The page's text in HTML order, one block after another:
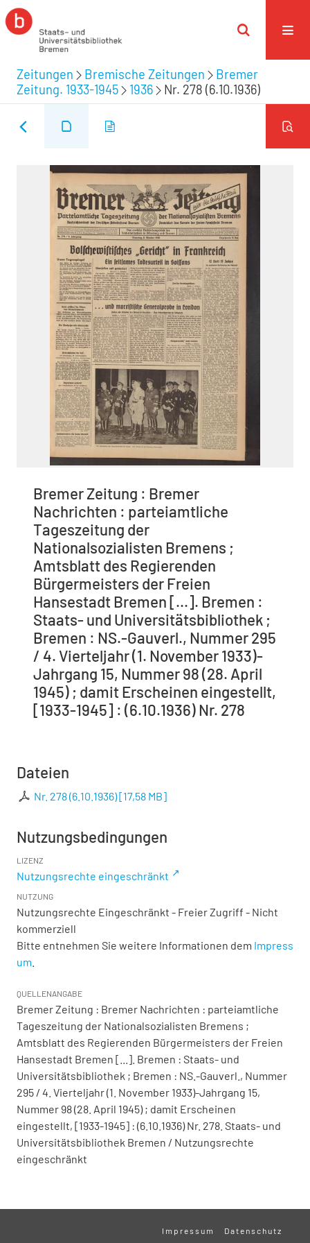
Zeitungen Bremische Zeitungen
Bremer
Zeitung. 1933-1945
1936 Nr. 278 (6.10.1936)
Bremer Zeitung : Bremer
Nachrichten : parteiamtliche
Tageszeitung der
Nationalsozialisten Bremens ;
Amtsblatt des Regierenden
Bürgermeisters der Freien
Hansestadt Bremen [...]. Bremen :
Staats- und Universitätsbibliothek ;
Bremen : NS.-Gauverl., Nummer 295
/ 4. Vierteljahr (1. November 1933)-
Jahrgang 15, Nummer 98 (28. April
1945) ; damit Erscheinen eingestellt,
[1933-1945] : (6.10.1936) Nr. 278
Dateien
Nr. 278 (6.10.1936)[17,58 MB]
Nutzungsbedingungen
LIZENZ
Nutzungsrechte eingeschränkt
NUTZUNG
Nutzungsrechte Eingeschränkt - Freier Zugriff - Nicht
kommerziell
Bitte entnehmen Sie weitere Informationen dem Impress
um
QUELLENANGABE
Bremer Zeitung : Bremer Nachrichten : parteiamtliche
Tageszeitung der Nationalsozialisten Bremens ;
Amtsblatt des Regierenden Bürgermeisters der Freien
Hansestadt Bremen [...]. Bremen : Staats- und
Universitätsbibliothek ; Bremen : NS.-Gauverl., Nummer
295 / 4. Vierteljahr (1. November 1933)-Jahrgang 15,
Nummer 98 (28. April 1945) ; damit Erscheinen
eingestellt, [1933-1945] : (6.10.1936) Nr. 278. Staats- und
Universitätsbibliothek Bremen / Nutzungsrechte
eingeschränkt
Impressum Datenschutz